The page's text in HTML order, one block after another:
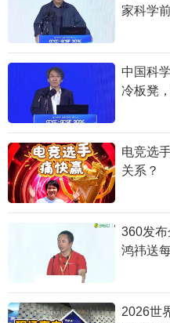
家科学
中国科
冷板凳
电竞选
关系？
360发布
鸿祎送
2026世